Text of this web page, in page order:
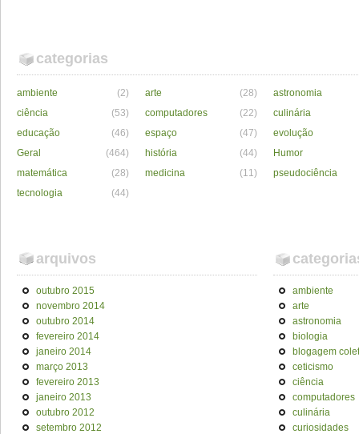
categorias
ambiente (2) arte (28)
astronomia
ciência
(53) computadores (22)
culinária
educação
(46) espaço (47)
evolução
Geral
(464) história (44)
Humor
matemática
(28) medicina (11)
pseudociência
tecnologia
(44)
arquivos
outubro 2015
novembro 2014
outubro 2014
fevereiro 2014
janeiro 2014
março 2013
fevereiro 2013
janeiro 2013
outubro 2012
setembro 2012
ambiente
arte
astronomia
biologia
blogagem
ceticismo
ciência
computadores
culinária
curiosidades